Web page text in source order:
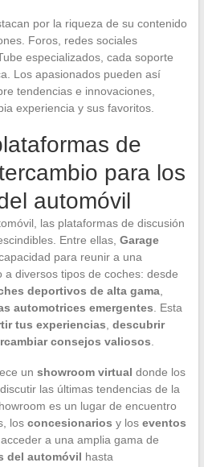
por la riqueza de su contenido
Foros, redes sociales
especializados, cada soporte
Los apasionados pueden así
tendencias e innovaciones,
experiencia y sus favoritos.
de
para los
automóvil
las plataformas de discusión
Entre ellas, Garage
para reunir a una
diversos tipos de coches: desde
deportivos de alta gama,
automotrices emergentes . Esta
tus experiencias descubrir
consejos valiosos
un showroom virtual donde los
las últimas tendencias de la
es un lugar de encuentro
los concesionarios y los eventos
acceder a una amplia gama de
del automóvil hasta